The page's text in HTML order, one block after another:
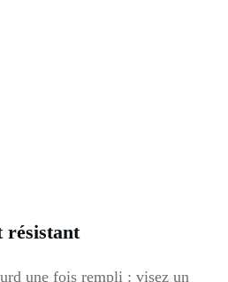
résistant
une fois rempli : visez un